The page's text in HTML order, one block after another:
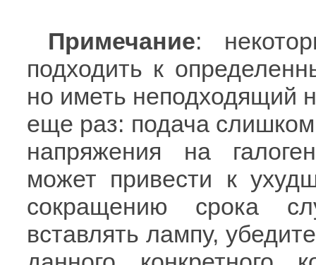
Примечание:
подходить к
но иметь неподходящий
еще раз: подача
напряжения на
может привести к
сокращению срока
вставлять лампу,